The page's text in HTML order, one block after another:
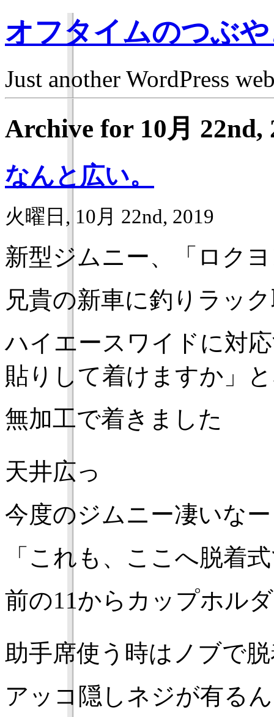
オフタイムのつぶ
Just another WordPress
Archive for 10月 22nd,
なんと広い。
火曜日, 10月 22nd, 2019
新型ジムニー、「ロク
兄貴の新車に釣りラッ
ハイエースワイドに対
貼りして着けますか」
無加工で着きました
天井広っ
今度のジムニー凄いなー
「これも、ここへ脱着
前の11からカップホル
助手席使う時はノブで
アッコ隠しネジが有る